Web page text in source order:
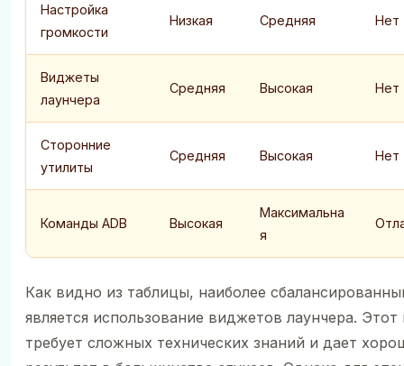
Настройка
громкости
Низкая Средняя Нет
Виджеты
лаунчера
Средняя Высокая Нет
Сторонние
утилиты
Средняя Высокая Нет
Команды ADB Высокая
Максимальна
я
Как видно из таблицы, наиболее
является использование виджетов лаунчера.
требует сложных технических знаний и дает